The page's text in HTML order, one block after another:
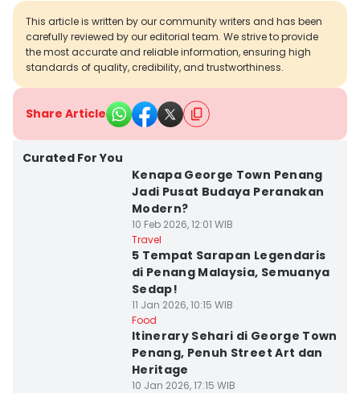
This article is written by our community writers and has been
carefully reviewed by our editorial team. We strive to provide
the most accurate and reliable information, ensuring high
standards of quality, credibility, and trustworthiness.
Share Article
Curated For You
Kenapa George Town Penang
Jadi Pusat Budaya Peranakan
Modern?
10 Feb 2026, 12:01 WIB
Travel
5 Tempat Sarapan Legendaris
di Penang Malaysia, Semuanya
Sedap!
11 Jan 2026, 10:15 WIB
Food
Itinerary Sehari di George Town
Penang, Penuh Street Art dan
Heritage
10 Jan 2026, 17:15 WIB